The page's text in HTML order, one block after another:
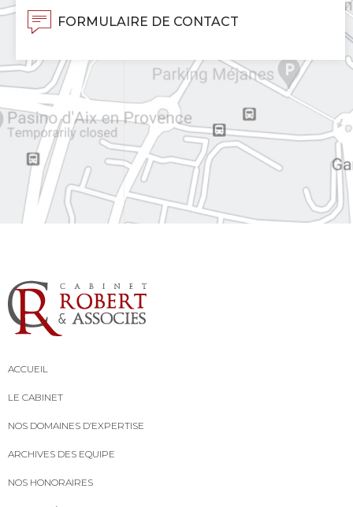
FORMULAIRE DE CONTACT
ACCUEIL
LE CABINET
NOS DOMAINES D’EXPERTISE
ARCHIVES DES EQUIPE
NOS HONORAIRES